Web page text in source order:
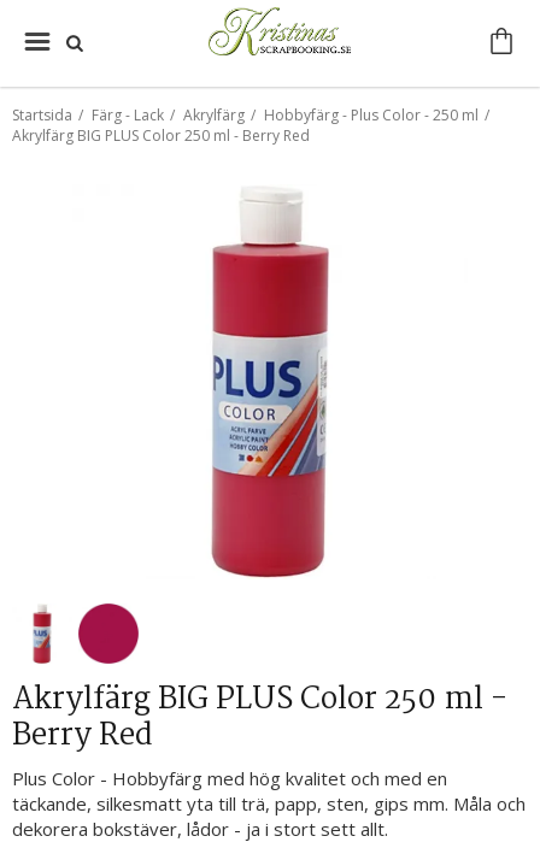
Startsida / Färg - Lack / Akrylfärg / Hobbyfärg - Plus Color - 250 ml /
Akrylfärg BIG PLUS Color 250 ml - Berry Red
Akrylfärg BIG PLUS Color 250 ml -
Berry Red
Plus Color - Hobbyfärg med hög kvalitet och med en
täckande, silkesmatt yta till trä, papp, sten, gips mm. Måla och
dekorera bokstäver, lådor - ja i stort sett allt.